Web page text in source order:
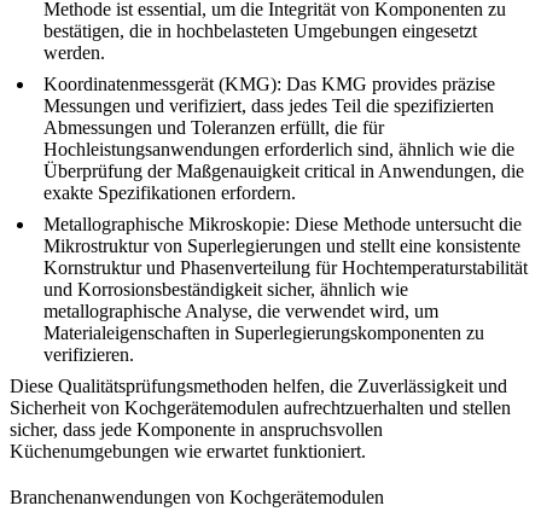
Methode ist essential, um die Integrität von Komponenten zu
bestätigen, die in hochbelasteten Umgebungen eingesetzt
werden.
Koordinatenmessgerät (KMG): Das KMG provides präzise
Messungen und verifiziert, dass jedes Teil die spezifizierten
Abmessungen und Toleranzen erfüllt, die für
Hochleistungsanwendungen erforderlich sind, ähnlich wie die
Überprüfung der Maßgenauigkeit critical in Anwendungen, die
exakte Spezifikationen erfordern.
Metallographische Mikroskopie: Diese Methode untersucht die
Mikrostruktur von Superlegierungen und stellt eine konsistente
Kornstruktur und Phasenverteilung für Hochtemperaturstabilität
und Korrosionsbeständigkeit sicher, ähnlich wie
metallographische Analyse, die verwendet wird, um
Materialeigenschaften in Superlegierungskomponenten zu
verifizieren.
Diese Qualitätsprüfungsmethoden helfen, die Zuverlässigkeit und
Sicherheit von Kochgerätemodulen aufrechtzuerhalten und stellen
sicher, dass jede Komponente in anspruchsvollen
Küchenumgebungen wie erwartet funktioniert.
Branchenanwendungen von Kochgerätemodulen